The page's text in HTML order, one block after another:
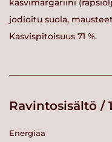
kasvimargariini
jodioitu suola,
Kasvispitoisuus 71 %.
Ravintosisältö /
Energiaa